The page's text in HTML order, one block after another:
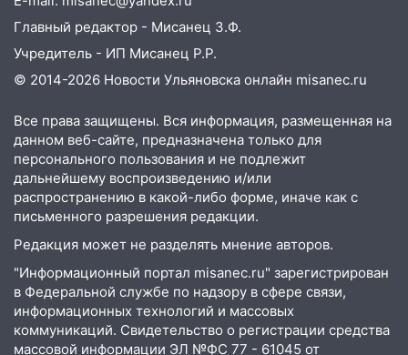
12:10 Ульяновский алиментщик накопил
120 тысяч долга
11:49
Снят режим «Ракетная
опасность» на территории Ульяновской
11:30 Кабмин РФ разрешил до 1 июля
2027 года импорт, выпуск и обращение
бензина Евро 2, Евро 3, Евро 4
11:12 Соцсети: на Рябикова автомобиль
10:27 Где есть бензин в Ульяновске
днем 6 августа: список АЗС
10:16 Внимание! В Ульяновской области
объявлена ракетная опасность
Главный редактор - Мисанец З.Ф.
Учредитель - ИП Мисанец Р.Р.
© 2014-2026 Новости Ульяновска онлайн misanec.ru
Все права защищены. Вся информация, размещенная на
данном веб-сайте, предназначена только для
персонального пользования и не подлежит
дальнейшему воспроизведению и/или
распространению в какой-либо форме, иначе как с
письменного разрешения редакции.
Редакция может не разделять мнение авторов.
"Информационный портал misanec.ru" зарегистрирован
в Федеральной службе по надзору в сфере связи,
информационных технологий и массовых
коммуникаций. Свидетельство о регистрации средства
массовой информации ЭЛ №ФС 77 - 61045 от